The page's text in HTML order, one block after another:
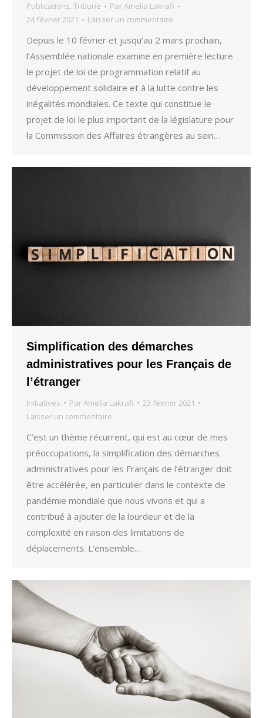
Publications, Tribune ParAmelia Lakrafi
24 février 2021
Laisser un commentaire
Depuis le 10 février et jusqu’au 2 mars prochain,
l’Assemblée nationale examine en première lecture
le projet de loi de programmation relatif au
développement solidaire et à la lutte contre les
inégalités mondiales. Ce texte qui constitue le
projet de loi le plus important de la législature pour
la Commission des Affaires étrangères au sein…
Simplification des démarches
administratives pour les Français de
l’étranger
Initiatives Par Amelia Lakrafi
23 février 2021
Laisser un commentaire
C’est un thème récurrent, qui est au cœur de mes
préoccupations, la simplification des démarches
administratives pour les Français de l’étranger doit
être accélérée, en particulier dans le contexte de
pandémie mondiale que nous vivons et qui a
contribué à ajouter de la lourdeur et de la
complexité en raison des limitations de
déplacements. L’ensemble…